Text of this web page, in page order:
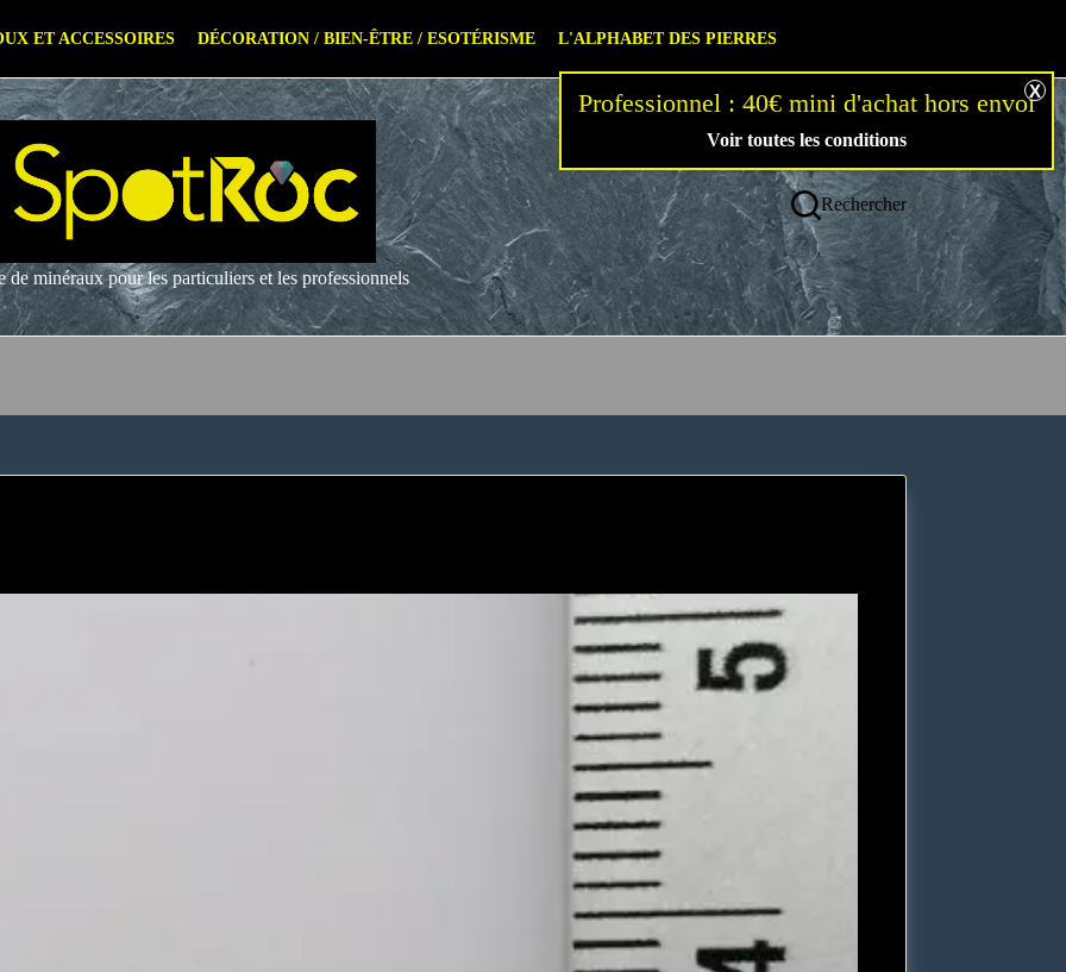
06 33 27 10 13
de minéraux pour les particuliers et les professionnels
Rechercher
ET ACCESSOIRES DÉCORATION / BIEN-ÊTRE / ESOTÉRISME L'ALPHABET DES PIERRES
Voir toutes les conditions